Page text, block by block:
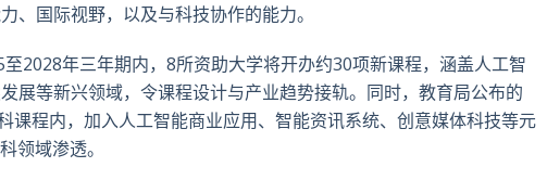
、国际视野，以及与科技协作的能力。
2028年三年期内，8所资助大学将开办约30项新课程，涵盖人工智
展等新兴领域，令课程设计与产业趋势接轨。同时，教育局公布的
课程内，加入人工智能商业应用、智能资讯系统、创意媒体科技等元
领域渗透。